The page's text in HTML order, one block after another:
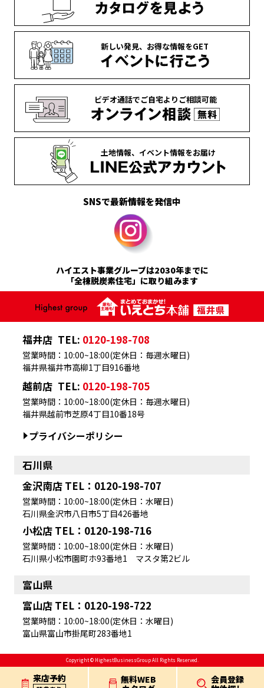
新しい発見、 お得な情報をGET
ビデオ通話でご自宅より ご相談可能
土地情報、 イベント情報をお届け
SNSで最新情報を発信中
ハイエスト事業グループは2030年までに
「全棟脱炭素住宅」に取り組みます
福井店 TEL: 0120-198-708
福井県福井市高柳1丁目916番地
営業時間：10:00~18:00(定休日：毎週水曜日)
越前店 TEL: 0120-198-705
福井県越前市芝原4丁目10番18号
営業時間：10:00~18:00(定休日：毎週水曜日)
プライバシーポリシー
石川県
金沢南店 TEL：0120-198-707
営業時間：10:00~18:00(定休日：水曜日)
石川県金沢市八日市5丁目426番地
小松店 TEL：0120-198-716
営業時間：10:00~18:00(定休日：水曜日)
石川県小松市園町ホ93番地1 マスタ第2ビル
富山県
富山店 TEL：0120-198-722
営業時間：10:00~18:00(定休日：水曜日)
富山県富山市掛尾町283番地1
Copyright © HighestBusinessGroup All Rights Reserved.
来店予約
無料WEB
会員登録